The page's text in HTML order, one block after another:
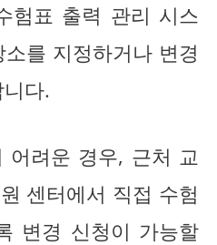
험표 출력 관리 시스
를 지정하거나 변경
다.
어려운 경우, 근처 교
센터에서 직접 수험
변경 신청이 가능할